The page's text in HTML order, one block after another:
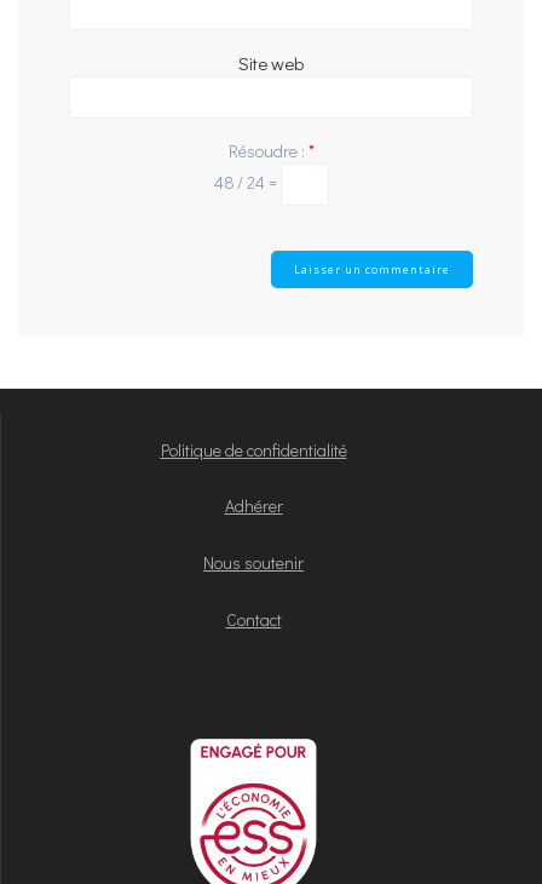
Site web
Résoudre : *
48 ⁄ 24 =
Politique de confidentialité
Adhérer
Nous soutenir
Contact